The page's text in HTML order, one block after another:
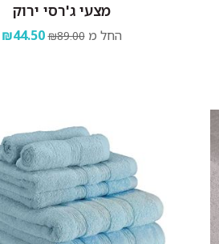
מצעי ג'רסי ירוק
החל מ ₪89.00
₪44.50